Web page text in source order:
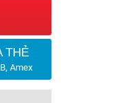
THẺ
Amex